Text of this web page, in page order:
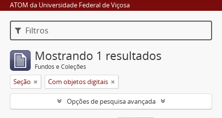
ATOM da Universidade Federal de Viçosa
Filtros
Mostrando 1 resultados
Fundos e Coleções
Seção Com objetos digitais
Opções de pesquisa avançada